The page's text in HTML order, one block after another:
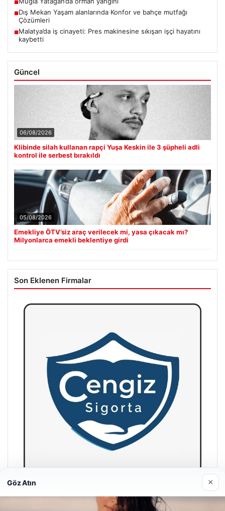
■
■Dış Mekan Yaşam alanlarında Konfor ve bahçe mutfağı
Çözümleri
■Malatya’da iş cinayeti: Pres makinesine sıkışan işçi hayatını
kaybetti
Güncel
06/08/2026
Klibinde silah kullanan rapçi Yuşa Keskin ile 3 şüpheli adli
kontrol ile serbest bırakıldı
05/08/2026
Emekliye ÖTV’siz araç verilecek mi, yasa çıkacak mı?
Milyonlarca emekli beklentiye girdi
Son Eklenen Firmalar
Göz Atın ×